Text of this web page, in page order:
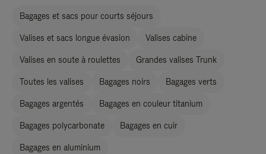
Bagages et sacs pour courts séjours
Valises et sacs longue évasion Valises cabine
Valises en soute à roulettes Grandes valises Trunk
Toutes les valises Bagages noirs Bagages verts
Bagages argentés Bagages en couleur titanium
Bagages polycarbonate Bagages en cuir
Bagages en aluminium